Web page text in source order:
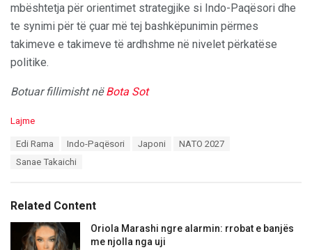
mbështetja për orientimet strategjike si Indo-Paqësori dhe
te synimi për të çuar më tej bashkëpunimin përmes
takimeve e takimeve të ardhshme në nivelet përkatëse
politike.
Botuar fillimisht nëBota Sot
C
i
e
Lajme
Edi Rama Indo-Paqësori Japoni
NATO 2027
Sanae Takaichi
Related Content
Oriola Marashi ngre alarmin: rrobat e banjës
me njolla nga uji